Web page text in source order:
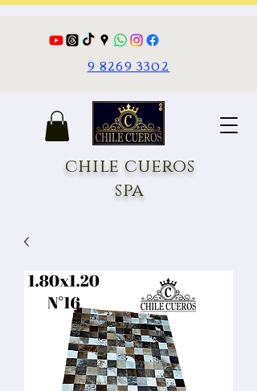
chile cueros
spa
9 8269 3302